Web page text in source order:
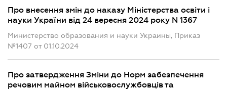
Про внесення змін до наказу Міністерства освіти і
науки України від 24 вересня 2024 року N 1367
Министерство образования и науки Украины, Приказ
№1407 от 01.10.2024
Про затвердження Зміни до Норм забезпечення
речовим майном військовослужбовців та